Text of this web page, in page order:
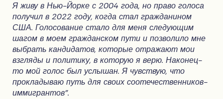
Я живу в Нью-Йорке с 2004 года, но право голоса
получил в 2022 году, когда стал гражданином
США. Голосование стало для меня следующим
шагом в моем гражданском пути и позволило мне
выбрать кандидатов, которые отражают мои
взгляды и политику, в которую я верю. Наконец-
то мой голос был услышан. Я чувствую, что
прокладываю путь для своих соотечественников-
иммигрантов".